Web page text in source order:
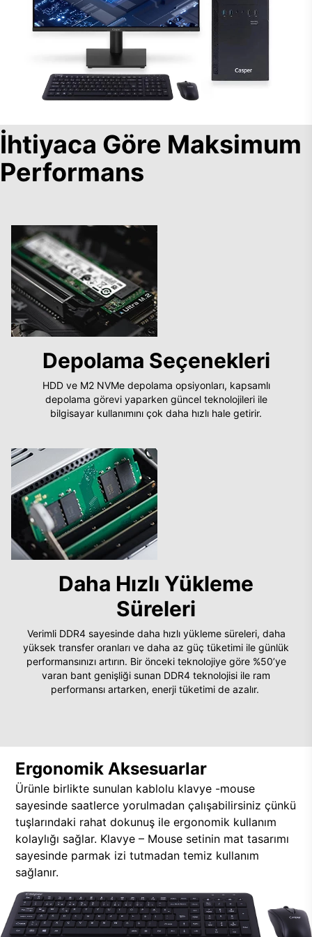
İhtiyaca Göre Maksimum
Performans
Depolama Seçenekleri
HDD ve M2 NVMe depolama opsiyonları, kapsamlı
depolama görevi yaparken güncel teknolojileri ile
bilgisayar kullanımını çok daha hızlı hale getirir.
Daha Hızlı Yükleme
Süreleri
Verimli DDR4 sayesinde daha hızlı yükleme süreleri, daha
yüksek transfer oranları ve daha az güç tüketimi ile günlük
performansınızı artırın. Bir önceki teknolojiye göre %50’ye
varan bant genişliği sunan DDR4 teknolojisi ile ram
performansı artarken, enerji tüketimi de azalır.
Ergonomik Aksesuarlar
Ürünle birlikte sunulan kablolu klavye -mouse
sayesinde saatlerce yorulmadan çalışabilirsiniz çünkü
tuşlarındaki rahat dokunuş ile ergonomik kullanım
kolaylığı sağlar. Klavye – Mouse setinin mat tasarımı
sayesinde parmak izi tutmadan temiz kullanım
sağlanır.